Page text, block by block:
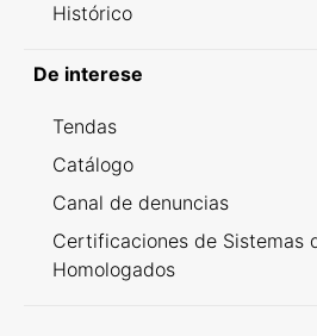
Histórico
De interese
Tendas
Catálogo
Canal de denuncias
Certificaciones de Sistemas
Homologados